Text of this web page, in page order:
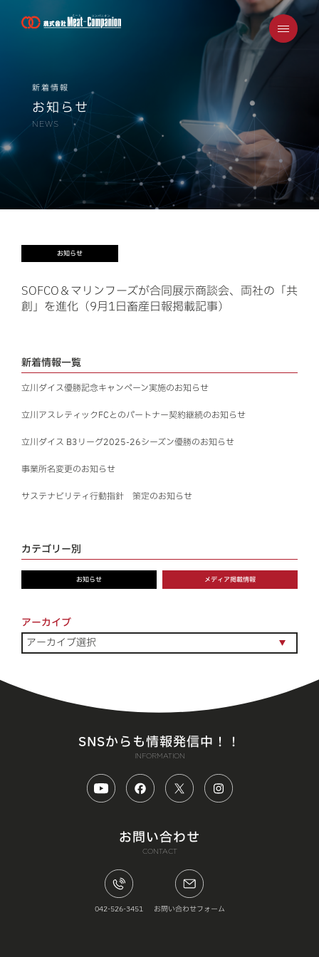
ミート・コンパニオンについて
会社概要
事業案内/取り扱い商品
安心安全・SDGｓへの取り組み
お知らせ・メディア掲載情報
プライバシーポリシー
新着情報
お知らせ
NEWS
お知らせ
SOFCO＆マリンフーズが合同展示商談会、両社の「共
創」を進化（9月1日畜産日報掲載記事）
新着情報一覧
立川ダイス優勝記念キャンペーン実施のお知らせ
立川アスレティックFCとのパートナー契約継続のお知らせ
立川ダイス B3リーグ2025-26シーズン優勝のお知らせ
事業所名変更のお知らせ
サステナビリティ行動指針 策定のお知らせ
カテゴリー別
お知らせ メディア掲載情報
アーカイブ
SNSからも情報発信中！！
INFORMATION
お問い合わせ
CONTACT
042-526-3451 お問い合わせフォーム